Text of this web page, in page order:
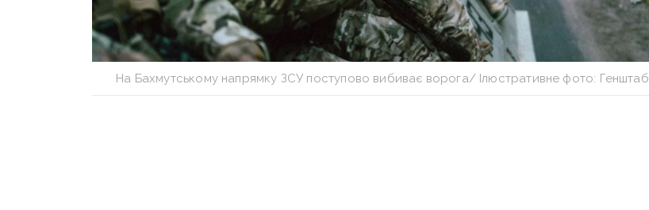
На Бахмутському напрямку ЗСУ поступово вибиває ворога/ Ілюстративне фото: Генштаб